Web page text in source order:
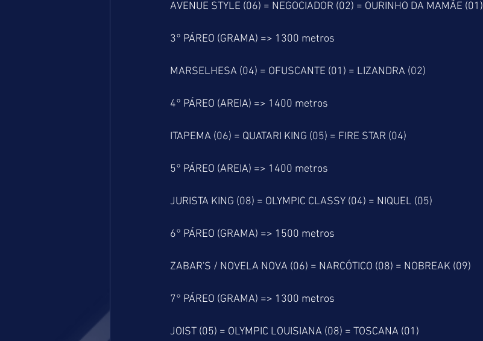
AVENUE STYLE (06) = NEGOCIADOR (02) = OURINHO DA MAMÃE (01)
3° PÁREO (GRAMA) => 1300 metros
MARSELHESA (04) = OFUSCANTE (01) = LIZANDRA (02)
4° PÁREO (AREIA) => 1400 metros
ITAPEMA (06) = QUATARI KING (05) = FIRE STAR (04)
5° PÁREO (AREIA) => 1400 metros
JURISTA KING (08) = OLYMPIC CLASSY (04) = NIQUEL (05)
6° PÁREO (GRAMA) => 1500 metros
ZABAR'S / NOVELA NOVA (06) = NARCÓTICO (08) = NOBREAK (09)
7° PÁREO (GRAMA) => 1300 metros
JOIST (05) = OLYMPIC LOUISIANA (08) = TOSCANA (01)